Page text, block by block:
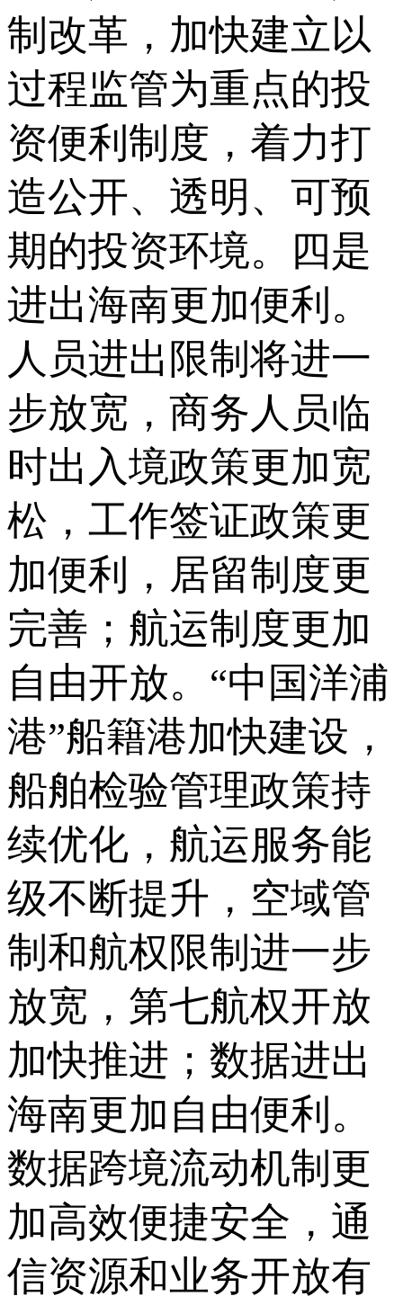
制改革，加快建立以
过程监管为重点的投
资便利制度，着力打
造公开、透明、可预
期的投资环境。四是
进出海南更加便利。
人员进出限制将进一
步放宽，商务人员临
时出入境政策更加宽
松，工作签证政策更
加便利，居留制度更
完善；航运制度更加
自由开放。“中国洋浦
港”船籍港加快建设，
船舶检验管理政策持
续优化，航运服务能
级不断提升，空域管
制和航权限制进一步
放宽，第七航权开放
加快推进；数据进出
海南更加自由便利。
数据跨境流动机制更
加高效便捷安全，通
信资源和业务开放有